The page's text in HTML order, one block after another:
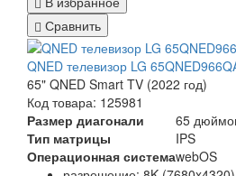
Сравнить
QNED телевизор LG
65" QNED Smart TV (2022 год)
Код товара: 125981
Размер диагонали
65
Тип матрицы
IPS
Операционная системаwebOS